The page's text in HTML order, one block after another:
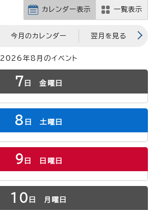
カレンダー表示 一覧表示
今月のカレンダー 翌月を見る
2026年8月のイベント
7 日 金曜日
8 日 土曜日
9 日 日曜日
10 日 月曜日